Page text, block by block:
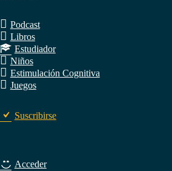
Podcast
Libros
Estudiador
Niños
Estimulación Cognitiva
Juegos
Suscribirse
Acceder